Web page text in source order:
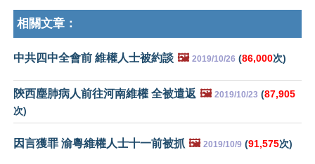
相關文章：
中共四中全會前 維權人士被約談 🖼️ 2019/10/26 (86,000次)
陝西塵肺病人前往河南維權 全被遣返 🖼️ 2019/10/23 (87,905
次)
因言獲罪 渝粵維權人士十一前被抓 🖼️ 2019/10/9 (91,575次)